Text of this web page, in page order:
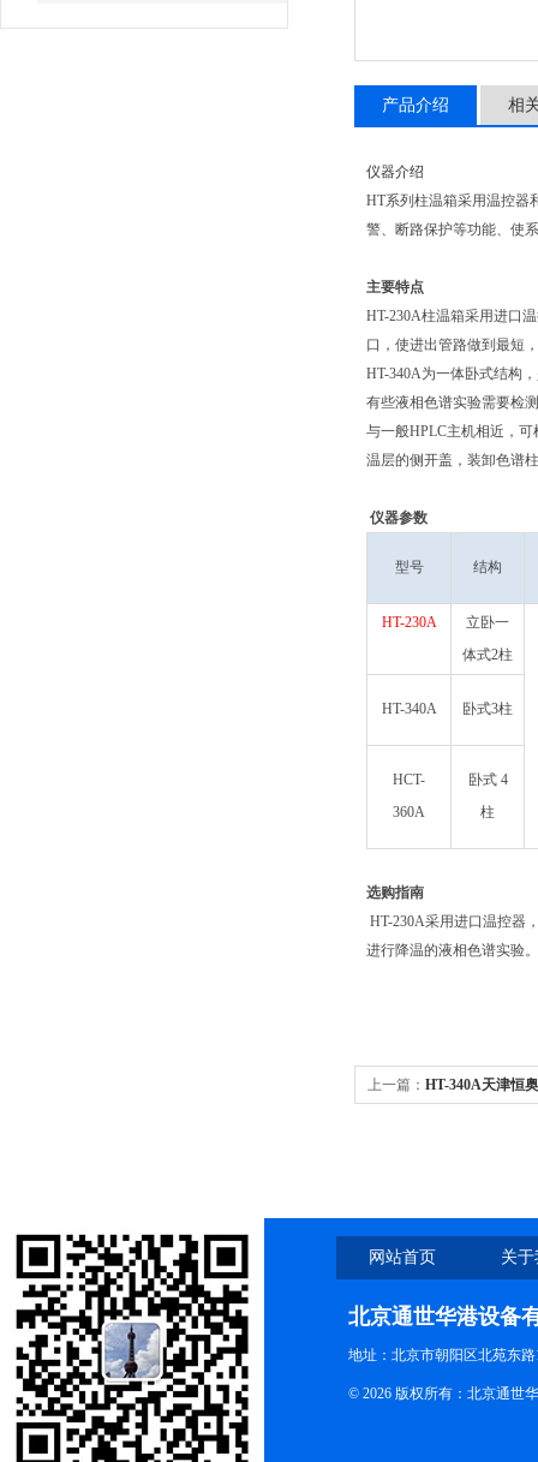
产品介绍 相
仪器介绍
HT系列柱温箱采用温控器
警、断路保护等功能、使
主要特点
HT-230A柱温箱采用进口
口，使进出管路做到最短
HT-340A为一体卧式结构
有些液相色谱实验需要检
与一般HPLC主机相近，
温层的侧开盖，装卸色谱
仪器参数
型号 结构
HT-230A
立卧一
体式2柱
HT-340A 卧式3柱
HCT-
360A
卧式 4
柱
选购指南
HT-230A采用进口温控器
进行降温的液相色谱实验。
上一篇： HT-340A天津恒
网站首页 关
北京通世华港设备
地址：北京市朝阳区北苑东路
© 2026 版权所有：北京通世